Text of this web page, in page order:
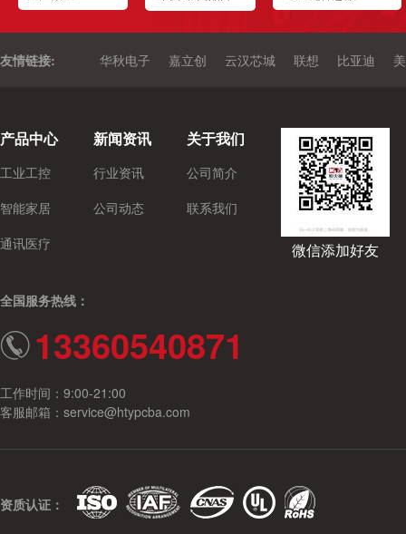
友情链接: 华秋电子 嘉立创 云汉芯城 联想 比亚迪
产品中心
工业工控
智能家居
通讯医疗
新闻资讯
行业资讯
公司动态
关于我们
公司简介
联系我们
微信添加好友
全国服务热线：
13360540871
工作时间：9:00-21:00
客服邮箱：service@htypcba.com
资质认证：